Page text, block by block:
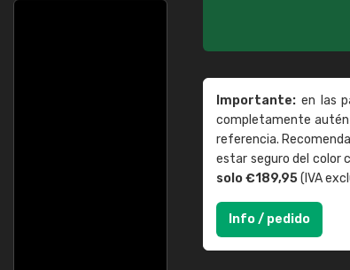
Importante: en las
completamente
referencia.
estar seguro del color
solo €189,95(IVA
Info / pedido